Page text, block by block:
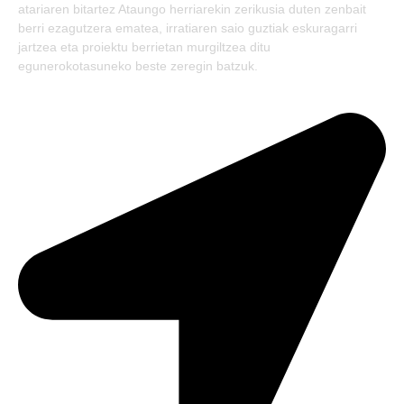
atariaren bitartez Ataungo herriarekin zerikusia duten zenbait
berri ezagutzera ematea, irratiaren saio guztiak eskuragarri
jartzea eta proiektu berrietan murgiltzea ditu
egunerokotasuneko beste zeregin batzuk.